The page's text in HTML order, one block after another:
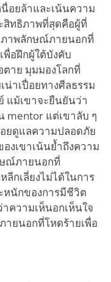
อยล้าและเน้นความ
สิทธิภาพที่สุดคือผู้ที่
ภาพลักษณ์ภายนอกที่
พื่อฝึกผู้ใต้บังคับ
าย มุมมองโลกที่
น่าเปื่อยทางศีลธรรม
แม้เขาจะยืนยันว่า
mentor แต่เขาลับ ๆ
ยดูแลความปลอดภัย
องเขาเน้นย้ำถึงความ
ษณ์ภายนอกที่
กเลี่ยงไม่ได้ในการ
หนักของการมีชีวิต
ความเห็นอกเห็นใจ
ยนอกที่โหดร้ายเพื่อ